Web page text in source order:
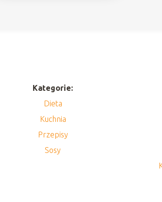
Kategorie:
Dieta
Kuchnia
Przepisy
Sosy